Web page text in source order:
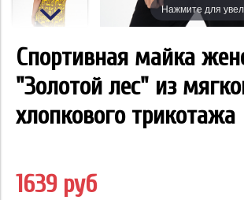
Нажмите для
Спортивная майка
"Золотой лес" из
хлопкового трикотажа
1639 руб